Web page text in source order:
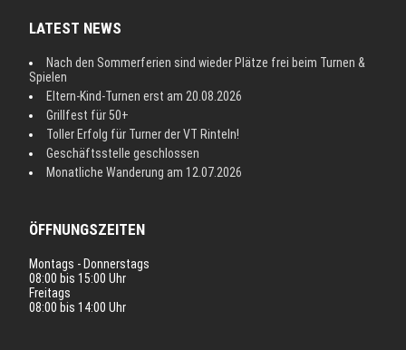
LATEST NEWS
Nach den Sommerferien sind wieder Plätze frei beim Turnen &
Spielen
Eltern-Kind-Turnen erst am 20.08.2026
Grillfest für 50+
Toller Erfolg für Turner der VT Rinteln!
Geschäftsstelle geschlossen
Monatliche Wanderung am 12.07.2026
ÖFFNUNGSZEITEN
Montags - Donnerstags
08:00 bis 15:00 Uhr
Freitags
08:00 bis 14:00 Uhr